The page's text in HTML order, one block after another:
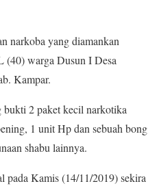
narkoba yang diamankan
(40) warga Dusun I Desa
Kampar.
bukti 2 paket kecil narkotika
1 unit Hp dan sebuah bong
shabu lainnya.
pada Kamis (14/11/2019) sekira